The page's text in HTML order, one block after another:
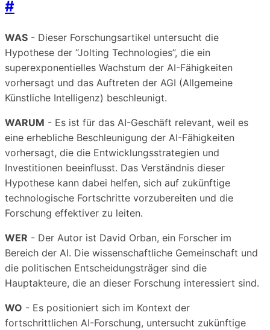
#
WAS - Dieser Forschungsartikel untersucht die
Hypothese der “Jolting Technologies”, die ein
superexponentielles Wachstum der AI-Fähigkeiten
vorhersagt und das Auftreten der AGI (Allgemeine
Künstliche Intelligenz) beschleunigt.
WARUM - Es ist für das AI-Geschäft relevant, weil es
eine erhebliche Beschleunigung der AI-Fähigkeiten
vorhersagt, die die Entwicklungsstrategien und
Investitionen beeinflusst. Das Verständnis dieser
Hypothese kann dabei helfen, sich auf zukünftige
technologische Fortschritte vorzubereiten und die
Forschung effektiver zu leiten.
WER - Der Autor ist David Orban, ein Forscher im
Bereich der AI. Die wissenschaftliche Gemeinschaft und
die politischen Entscheidungsträger sind die
Hauptakteure, die an dieser Forschung interessiert sind.
WO - Es positioniert sich im Kontext der
fortschrittlichen AI-Forschung, untersucht zukünftige